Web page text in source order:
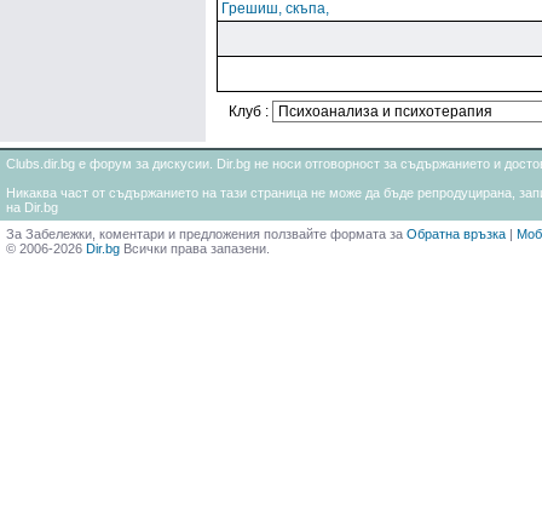
Грешиш, скъпа,
Клуб :
Clubs.dir.bg е форум за дискусии. Dir.bg не носи отговорност за съдържанието и
Никаква част от съдържанието на тази страница не може да бъде репродуцирана,
на Dir.bg
За Забележки, коментари и предложения ползвайте формата за Обратна връзка |
© 2006-2026 Dir.bg Всички права запазени.